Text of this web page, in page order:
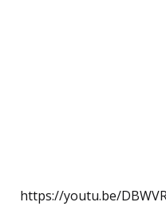
https://youtu.be/